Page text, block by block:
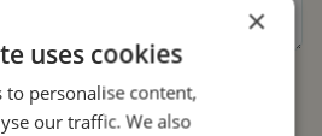
tremor en updates
×
uses cookies
to personalise content,
our traffic. We also